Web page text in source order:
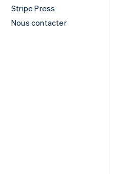
Stripe Press
Nous contacter